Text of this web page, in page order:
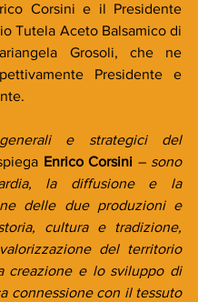
Corsini e il Presidente
Tutela Aceto Balsamico di
Grosoli, che ne
Presidente e
e strategici del
Enrico Corsini – sono
la diffusione e la
delle due produzioni e
cultura e tradizione,
del territorio
creazione e lo sviluppo di
connessione con il tessuto